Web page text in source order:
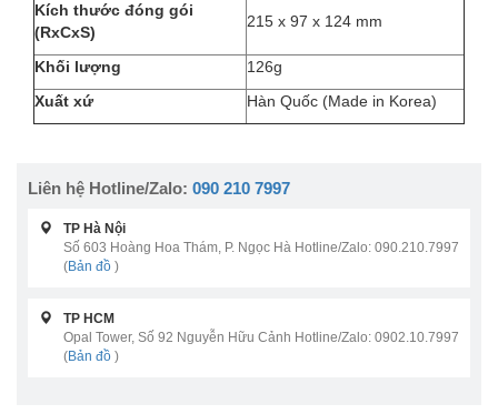
Kích thước đóng gói
(RxCxS)
215 x 97 x 124 mm
Khối lượng
126g
Xuất xứ
Hàn Quốc (Made in Korea)
Liên hệ Hotline/Zalo: 090 210 7997
TP Hà Nội
Số 603 Hoàng Hoa Thám, P. Ngọc Hà Hotline/Zalo: 090.210.7997
(Bản đồ )
TP HCM
Opal Tower, Số 92 Nguyễn Hữu Cảnh Hotline/Zalo: 0902.10.7997
(Bản đồ )